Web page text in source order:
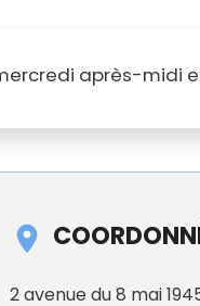
après-midi
2 avenue du 8 mai